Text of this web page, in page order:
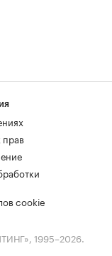
cookie
1995–2026.